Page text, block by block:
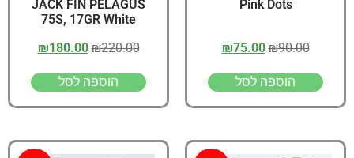
Pink Dots
₪90.00
₪75.00
הוספה לסל
JACK FIN PELAGUS
75S, 17GR White
₪220.00
₪180.00
הוספה לסל